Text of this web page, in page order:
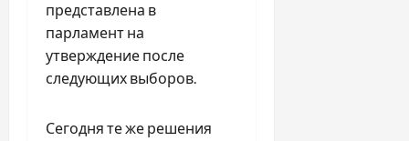
представлена в
парламент на
утверждение после
следующих выборов.
Сегодня те же решения